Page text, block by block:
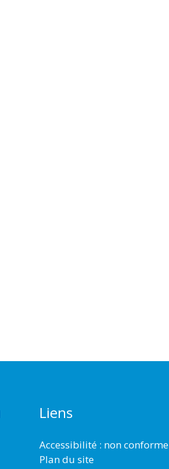
Liens
Accessibilité : non conforme
Plan du site